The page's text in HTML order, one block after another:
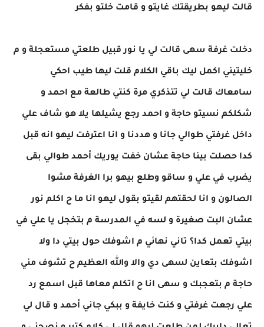
قالت ليهو بطريقتك غايتو و قامت خلتو بفكر
دخلت غرفة سهى قالت لي يا نور قبيل طلعتي مستعجلة و م
خليتيني اكمل ليك باقي الكلام قلت ليها طيب احكي
سامعاك قالت لي تتذكري مرة كنتي طالعة مع احمد و
شكلكم نسيتو حاجة و احمد رجع يشيلها يلا هو شاف علي
داخل غرفتي طوالي جانا و هددنا و انا اعترفت ليهو انه قبل
كدا حصلت بينا حاجة عشان خفت يوريك أحمد طوالي بقى
يضرب في علي و ساقو وطلع بيهو برا الغرفة مشوا
الصالون و انا لحقتهم لقيتو بقول ليهو انا ما ح اكلم نور
عشان البت صغيرة و لسه في المدرسة م بتخجل يا علي في
بيتي تعمل كدا؟ تاني نهائي م اشوفك حول بيتي دا ولا
اشوفك بتعاين لسهى دي والا والله العظيم ح تشوف مني
حاجة م بتعجبك و سهى انا ح اتكلم معاها قبل اسمع رد
علي رجعت غرفتي و كنت خايفة و ببكي جاني أحمد و قال لي